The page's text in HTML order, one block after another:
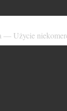
— Użycie